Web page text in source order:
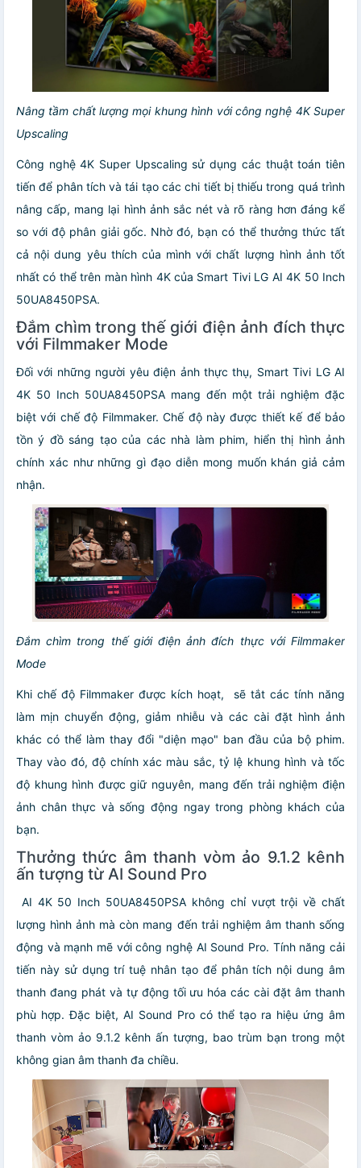
Nâng tầm chất lượng mọi khung hình với công nghệ 4K Super
Upscaling
Công nghệ 4K Super Upscaling sử dụng các thuật toán tiên
tiến để phân tích và tái tạo các chi tiết bị thiếu trong quá trình
nâng cấp, mang lại hình ảnh sắc nét và rõ ràng hơn đáng kể
so với độ phân giải gốc. Nhờ đó, bạn có thể thưởng thức tất
cả nội dung yêu thích của mình với chất lượng hình ảnh tốt
nhất có thể trên màn hình 4K của Smart Tivi LG AI 4K 50 Inch
50UA8450PSA.
Đắm chìm trong thế giới điện ảnh đích thực
với Filmmaker Mode
Đối với những người yêu điện ảnh thực thụ, Smart Tivi LG AI
4K 50 Inch 50UA8450PSA mang đến một trải nghiệm đặc
biệt với chế độ Filmmaker. Chế độ này được thiết kế để bảo
tồn ý đồ sáng tạo của các nhà làm phim, hiển thị hình ảnh
chính xác như những gì đạo diễn mong muốn khán giả cảm
nhận.
Đắm chìm trong thế giới điện ảnh đích thực với Filmmaker
Mode
Khi chế độ Filmmaker được kích hoạt, sẽ tắt các tính năng
làm mịn chuyển động, giảm nhiễu và các cài đặt hình ảnh
khác có thể làm thay đổi "diện mạo" ban đầu của bộ phim.
Thay vào đó, độ chính xác màu sắc, tỷ lệ khung hình và tốc
độ khung hình được giữ nguyên, mang đến trải nghiệm điện
ảnh chân thực và sống động ngay trong phòng khách của
bạn.
Thưởng thức âm thanh vòm ảo 9.1.2 kênh
ấn tượng từ AI Sound Pro
AI 4K 50 Inch 50UA8450PSA không chỉ vượt trội về chất
lượng hình ảnh mà còn mang đến trải nghiệm âm thanh sống
động và mạnh mẽ với công nghệ AI Sound Pro. Tính năng cải
tiến này sử dụng trí tuệ nhân tạo để phân tích nội dung âm
thanh đang phát và tự động tối ưu hóa các cài đặt âm thanh
phù hợp. Đặc biệt, AI Sound Pro có thể tạo ra hiệu ứng âm
thanh vòm ảo 9.1.2 kênh ấn tượng, bao trùm bạn trong một
không gian âm thanh đa chiều.